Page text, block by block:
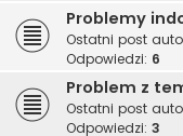
Problemy
Ostatni post
Odpowiedzi: 6
Problem z
Ostatni post
Odpowiedzi: 3